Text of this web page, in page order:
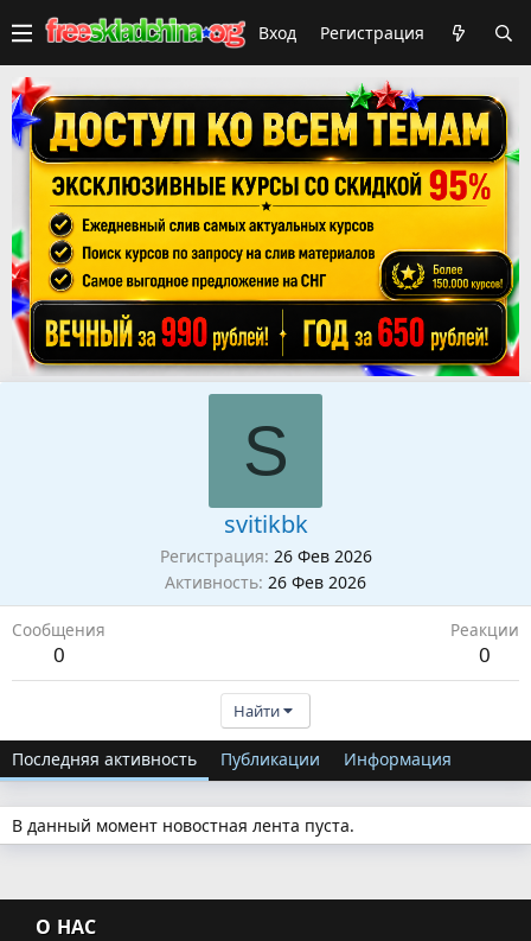
Вход Регистрация
S
svitikbk
Регистрация 26 Фев 2026
Активность 26 Фев 2026
Сообщения
0
Реакции
0
Найти
Последняя активность Публикации Информация
В данный момент новостная лента пуста.
О НАС